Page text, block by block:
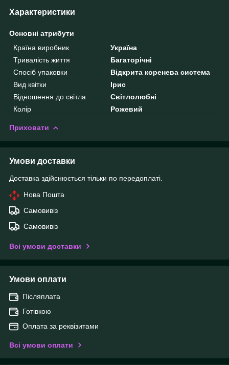
Характеристики
Основні атрибути
Країна виробник
Україна
Тривалість життя
Багаторічні
Спосіб упаковки
Відкрита коренева система
Вид квітки
Ірис
Відношення до світла
Світлолюбні
Колір
Рожевий
Приховати
Умови доставки
Доставка здійснюється тільки по передоплаті.
Нова Пошта
Самовивіз
Самовивіз
Всі умови доставки
Умови оплати
Післяплата
Готівкою
Оплата за реквізитами
Всі умови оплати